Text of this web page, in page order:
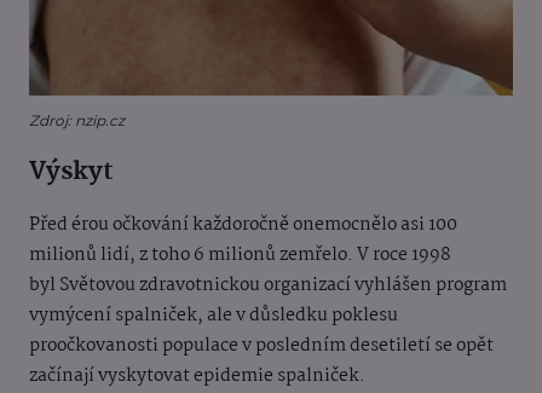
Zdroj: nzip.cz
Výskyt
Před érou očkování každoročně onemocnělo asi 100
milionů lidí, z toho 6 milionů zemřelo. V roce 1998
byl Světovou zdravotnickou organizací vyhlášen program
vymýcení spalniček, ale v důsledku poklesu
proočkovanosti populace v posledním desetiletí se opět
začínají vyskytovat epidemie spalniček.